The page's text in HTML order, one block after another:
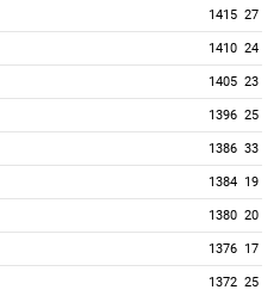
1415 27
1410 24
1405 23
1396 25
1386 33
1384 19
1380 20
1376 17
1372 25